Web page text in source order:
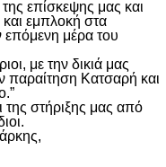
επίσκεψης μας και
εμπλοκή στα
επόμενη μέρα του
με την δικιά μας
παραίτηση Κατσαρή και
της στήριξης μας από